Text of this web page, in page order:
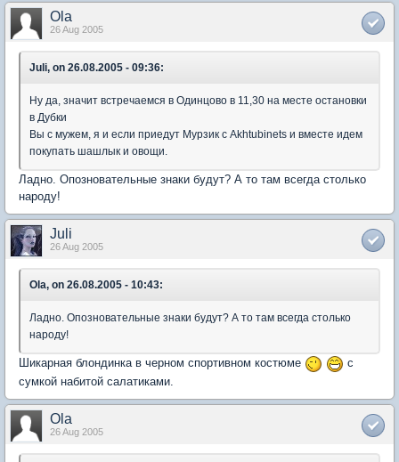
Ola
26 Aug 2005
Juli, on 26.08.2005 - 09:36:
Ну да, значит встречаемся в Одинцово в 11,30 на месте остановки
в Дубки
Вы с мужем, я и если приедут Мурзик с Akhtubinets и вместе идем
покупать шашлык и овощи.
Ладно. Опозновательные знаки будут? А то там всегда столько
народу!
Juli
26 Aug 2005
Ola, on 26.08.2005 - 10:43:
Ладно. Опозновательные знаки будут? А то там всегда столько
народу!
Шикарная блондинка в черном спортивном костюме
c
сумкой набитой салатиками.
Ola
26 Aug 2005